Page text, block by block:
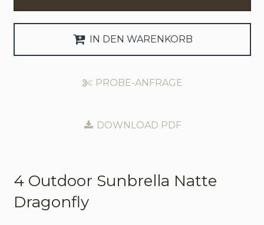
IN DEN WARENKORB
PROBE-ANFRAGE
DOWNLOAD PDF
4 Outdoor Sunbrella Natte
Dragonfly